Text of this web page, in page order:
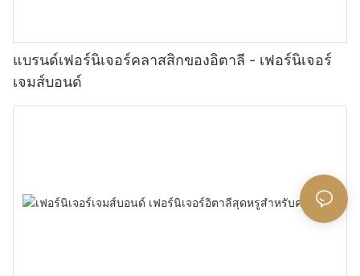
แบรนด์เฟอร์นิเจอร์คลาสสิกของอิตาลี - เฟอร์นิเจอร์
เจมส์บอนด์